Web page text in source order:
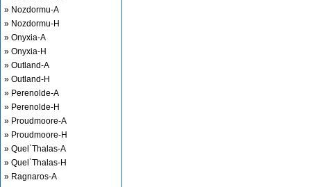
» Nozdormu-A
» Nozdormu-H
» Onyxia-A
» Onyxia-H
» Outland-A
» Outland-H
» Perenolde-A
» Perenolde-H
» Proudmoore-A
» Proudmoore-H
» Quel`Thalas-A
» Quel`Thalas-H
» Ragnaros-A